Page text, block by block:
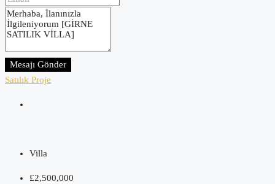
Mesajı Gönder
Satılık Proje
Villa
£2,500,000